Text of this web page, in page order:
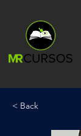
< Back